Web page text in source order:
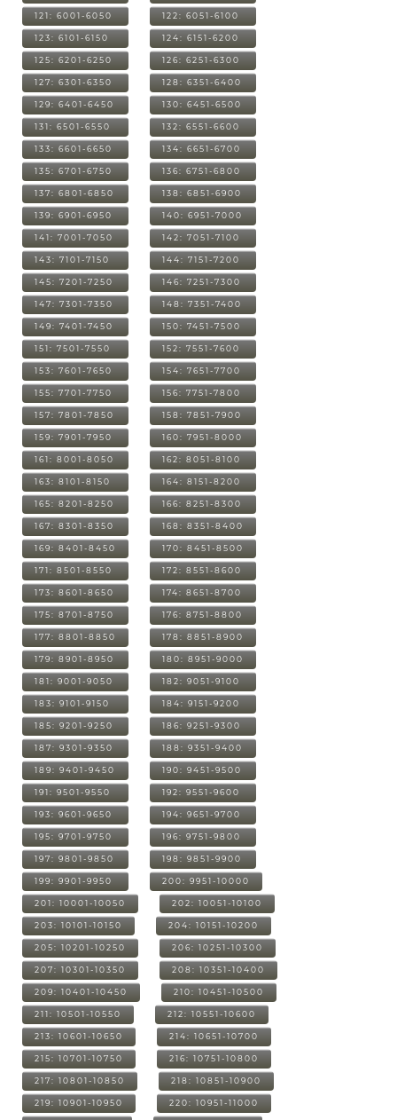
121: 6001-6050 122: 6051-6100
123: 6101-6150 124: 6151-6200
125: 6201-6250 126: 6251-6300
127: 6301-6350 128: 6351-6400
129: 6401-6450 130: 6451-6500
131: 6501-6550 132: 6551-6600
133: 6601-6650 134: 6651-6700
135: 6701-6750 136: 6751-6800
137: 6801-6850 138: 6851-6900
139: 6901-6950 140: 6951-7000
141: 7001-7050 142: 7051-7100
143: 7101-7150 144: 7151-7200
145: 7201-7250 146: 7251-7300
147: 7301-7350 148: 7351-7400
149: 7401-7450 150: 7451-7500
151: 7501-7550 152: 7551-7600
153: 7601-7650 154: 7651-7700
155: 7701-7750 156: 7751-7800
157: 7801-7850 158: 7851-7900
159: 7901-7950 160: 7951-8000
161: 8001-8050 162: 8051-8100
163: 8101-8150 164: 8151-8200
165: 8201-8250 166: 8251-8300
167: 8301-8350 168: 8351-8400
169: 8401-8450 170: 8451-8500
171: 8501-8550 172: 8551-8600
173: 8601-8650 174: 8651-8700
175: 8701-8750 176: 8751-8800
177: 8801-8850 178: 8851-8900
179: 8901-8950 180: 8951-9000
181: 9001-9050 182: 9051-9100
183: 9101-9150 184: 9151-9200
185: 9201-9250 186: 9251-9300
187: 9301-9350 188: 9351-9400
189: 9401-9450 190: 9451-9500
191: 9501-9550 192: 9551-9600
193: 9601-9650 194: 9651-9700
195: 9701-9750 196: 9751-9800
197: 9801-9850 198: 9851-9900
199: 9901-9950 200: 9951-10000
201: 10001-10050 202: 10051-10100
203: 10101-10150 204: 10151-10200
205: 10201-10250 206: 10251-10300
207: 10301-10350 208: 10351-10400
209: 10401-10450 210: 10451-10500
211: 10501-10550 212: 10551-10600
213: 10601-10650 214: 10651-10700
215: 10701-10750 216: 10751-10800
217: 10801-10850 218: 10851-10900
219: 10901-10950 220: 10951-11000